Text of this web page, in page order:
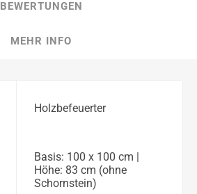
BEWERTUNGEN
MEHR INFO
Holzbefeuerter
Basis: 100 x 100 cm |
Höhe: 83 cm (ohne
Schornstein)